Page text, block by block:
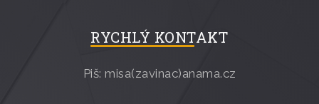
RYCHLÝ KONTAKT
Piš: misa(zavinac)anama.cz